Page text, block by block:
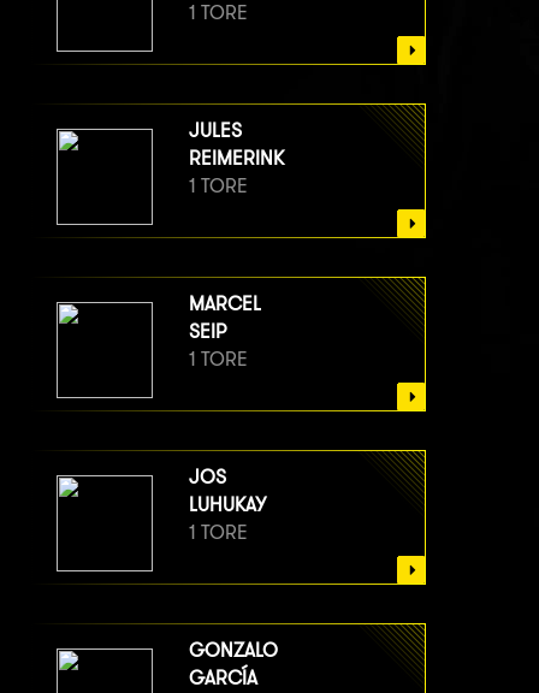
1 TORE
JULES
REIMERINK
1 TORE
MARCEL
SEIP
1 TORE
JOS
LUHUKAY
1 TORE
GONZALO
GARCÍA